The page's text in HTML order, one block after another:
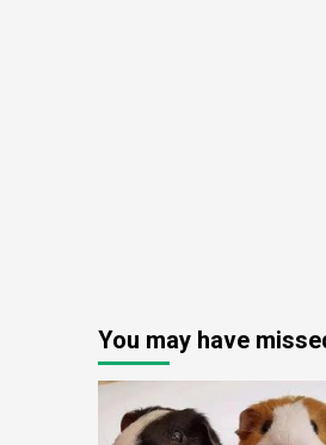
You may have